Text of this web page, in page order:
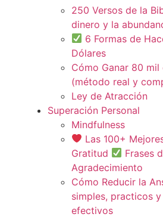
250 Versos de la
dinero y la
6 Formas de
Dólares
Cómo Ganar 80 mil
(método real y
Ley de Atracción
Superación Personal
Mindfulness
Las 100+
Gratitud
Frases
Agradecimiento
Cómo Reducir la
simples, practicos
efectivos